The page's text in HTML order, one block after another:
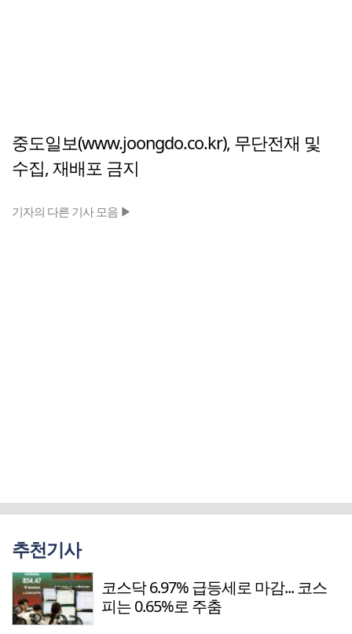
중도일보(www.joongdo.co.kr), 무단전재 및
수집, 재배포 금지
기자의 다른 기사 모음 ▶
추천기사
코스닥 6.97% 급등세로 마감... 코스
피는 0.65%로 주춤